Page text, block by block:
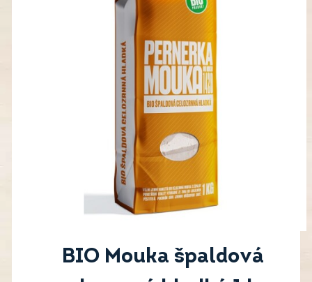
BIO Mouka špaldová